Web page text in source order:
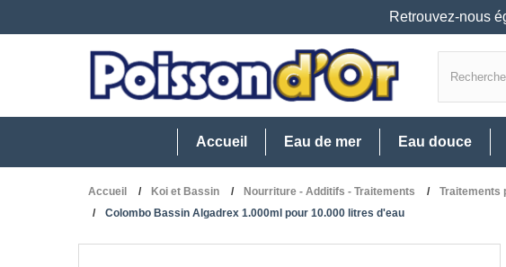
Retrouvez-nous
Accueil Eau de mer Eau douce
Accueil Koi et Bassin Nourriture - Additifs - Traitements Traitements
Colombo Bassin Algadrex 1.000ml pour 10.000 litres d'eau